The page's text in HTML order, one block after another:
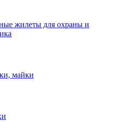
жилеты для охраны и
майки